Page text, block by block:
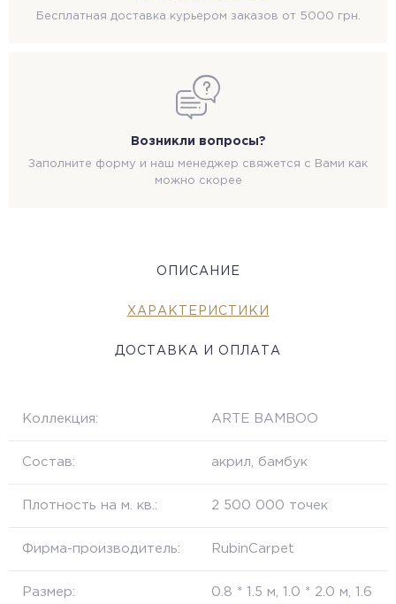
Бесплатная доставка курьером заказов от 5000 грн.
Возникли вопросы?
Заполните форму и наш менеджер свяжется с Вами как
можно скорее
ОПИСАНИЕ
ХАРАКТЕРИСТИКИ
ДОСТАВКА И ОПЛАТА
Коллекция: ARTE BAMBOO
Состав: акрил, бамбук
Плотность на м. кв.: 2 500 000 точек
Фирма-производитель: RubinCarpet
Размер: 0.8 * 1.5 м, 1.0 * 2.0 м, 1.6